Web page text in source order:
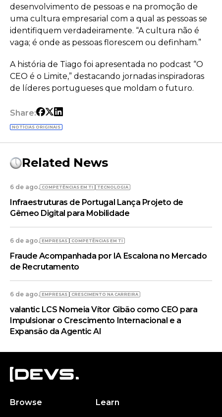
desenvolvimento de pessoas e na promoção de
uma cultura empresarial com a qual as pessoas se
identifiquem verdadeiramente. “A cultura não é
vaga; é onde as pessoas florescem ou definham.”
A história de Tiago foi apresentada no podcast “O
CEO é o Limite,” destacando jornadas inspiradoras
de líderes portugueses que moldam o futuro.
Share:
NOTÍCIAS ORIGINAIS
Related News
6 de ago. COMPETÊNCIAS EM TI TECNOLOGIA
Infraestruturas de Portugal Lança Projeto de
Gêmeo Digital para Mobilidade
6 de ago. EMPRESAS COMPETÊNCIAS EM TI
Fraude Acompanhada por IA Escalona no Mercado
de Recrutamento
6 de ago. EMPRESAS CRESCIMENTO NA CARREIRA
valantic LCS Nomeia Vítor Gibão como CEO para
Impulsionar o Crescimento Internacional e a
Expansão da Agentic AI
Browse
Learn